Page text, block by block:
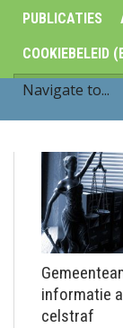
PUBLICATIES
COOKIEBELEID
informatie
celstraf